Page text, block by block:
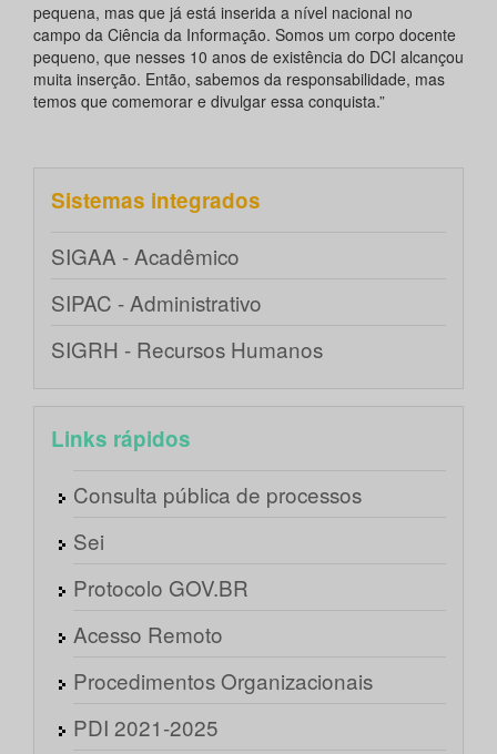
pequena, mas que já está inserida a nível nacional no
campo da Ciência da Informação. Somos um corpo docente
pequeno, que nesses 10 anos de existência do DCI alcançou
muita inserção. Então, sabemos da responsabilidade, mas
temos que comemorar e divulgar essa conquista.”
Sistemas integrados
SIGAA - Acadêmico
SIPAC - Administrativo
SIGRH - Recursos Humanos
Links rápidos
Consulta pública de processos
Sei
Protocolo GOV.BR
Acesso Remoto
Procedimentos Organizacionais
PDI 2021-2025